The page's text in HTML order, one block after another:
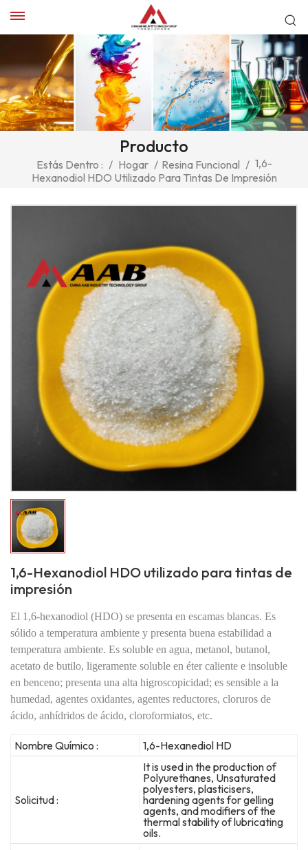
Producto
Estás Dentro : / Hogar / Resina Funcional / 1,6-
Hexanodiol HDO Utilizado Para Tintas De Impresión
1,6-Hexanodiol HDO utilizado para tintas de
impresión
El 1,6-hexanodiol (HDO) se presenta en escamas blancas. Es
sólido a temperatura ambiente y presenta buena estabilidad a
temperatura ambiente. Es soluble en agua, metanol, butanol,
acetato de butilo, ligeramente soluble en éter caliente e insoluble
en benceno; presenta una alta higroscopicidad; es sensible a la
humedad, agentes oxidantes, agentes reductores, cloruros de
ácido, anhídridos de ácido, cloroformiatos, etc.
Nombre Químico : 1,6-Hexanediol HD
Solicitud :
It is used in the production of
Polyurethanes, Unsaturated
polyesters, plasticisers,
hardening agents for gelling
agents, and modifiers of the
thermal stability of lubricating
oils.